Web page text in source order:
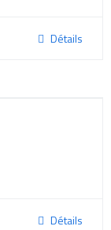
Détails
Détails